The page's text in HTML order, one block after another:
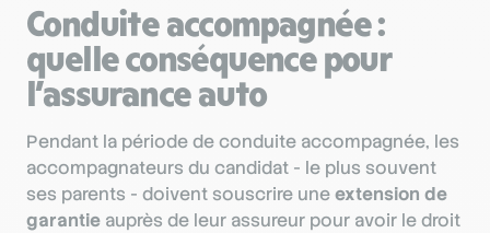
Conduite accompagnée :
quelle conséquence pour
l’assurance auto
Pendant la période de conduite accompagnée, les
accompagnateurs du candidat - le plus souvent
ses parents - doivent souscrire uneextension de
garantie auprès de leur assureur pour avoir le droit